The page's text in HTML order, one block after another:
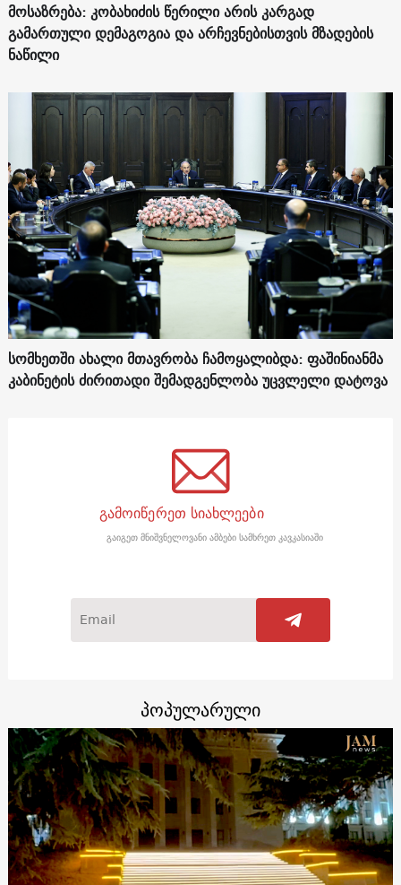
მოსაზრება: კობახიძის წერილი არის კარგად
გამართული დემაგოგია და არჩევნებისთვის მზადების
ნაწილი
სომხეთში ახალი მთავრობა ჩამოყალიბდა: ფაშინიანმა
კაბინეტის ძირითადი შემადგენლობა უცვლელი დატოვა
გამოიწერეთ სიახლეები
გაიგეთ მნიშვნელოვანი ამბები სამხრეთ კავკასიაში
პოპულარული